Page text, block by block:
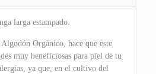
larga estampado.
Orgánico, hace que este
muy beneficiosas para piel de tu
ya que, en el cultivo del